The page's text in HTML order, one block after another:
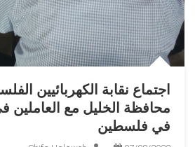
اجتماع نقابة الكهربائيين
محافظة الخليل مع العاملين
في فلسطين